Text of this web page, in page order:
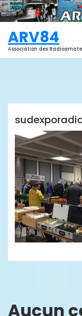
Aller
au
contenu
ARV84
Association des
Aucun